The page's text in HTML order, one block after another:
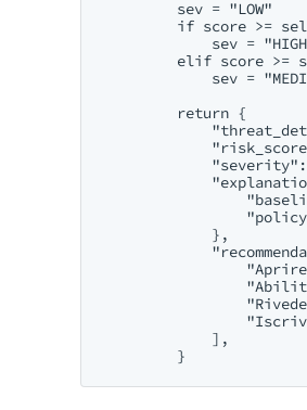
        sev = "LOW"
if score >=
sev =
elif score >=
sev =
        return {
            },
            ],